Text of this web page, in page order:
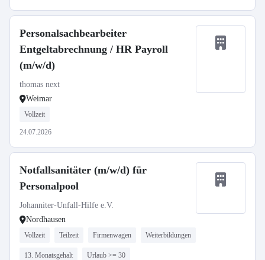
Personalsachbearbeiter
Entgeltabrechnung / HR Payroll
(m/w/d)
thomas next
Weimar
Vollzeit
24.07.2026
Notfallsanitäter (m/w/d) für
Personalpool
Johanniter-Unfall-Hilfe e.V.
Nordhausen
Vollzeit Teilzeit Firmenwagen Weiterbildungen
13. Monatsgehalt Urlaub >= 30